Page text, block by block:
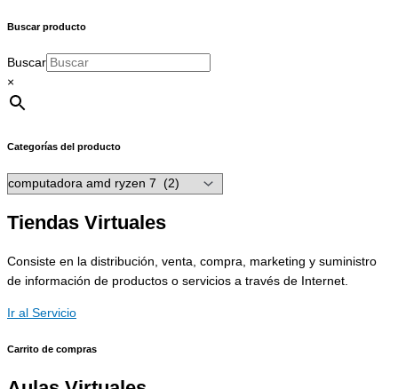
Buscar producto
Buscar
×
Categorías del producto
Tiendas Virtuales
Consiste en la distribución, venta, compra, marketing y suministro
de información de productos o servicios a través de Internet.
Ir al Servicio
Carrito de compras